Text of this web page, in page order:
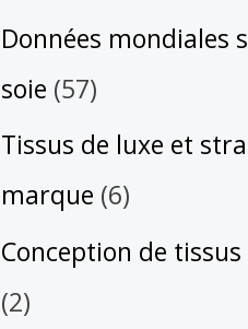
Données mondiales
soie (57)
Tissus de luxe et
marque (6)
Conception de
(2)